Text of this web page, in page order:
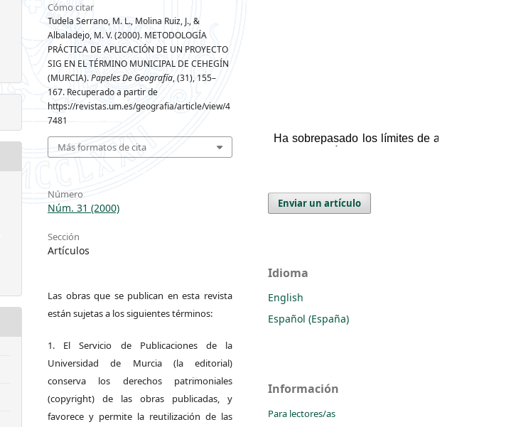
Cómo citar
Tudela Serrano, M. L., Molina Ruiz, J., &
Albaladejo, M. V. (2000). METODOLOGÍA
PRÁCTICA DE APLICACIÓN DE UN PROYECTO
SIG EN EL TÉRMINO MUNICIPAL DE CEHEGÍN
(MURCIA).Papeles De Geografía, (31), 155–
167. Recuperado a partir de
https://revistas.um.es/geografia/article/view/4
7481
Más formatos de cita
Número
Núm. 31 (2000)
Sección
Artículos
Las obras que se publican en esta revista
están sujetas a los siguientes términos:
1. El Servicio de Publicaciones de la
Universidad de Murcia (la editorial)
conserva los derechos patrimoniales
(copyright) de las obras publicadas, y
favorece y permite la reutilización de las
Enviar un artículo
Idioma
English
Español (España)
Información
Para lectores/as